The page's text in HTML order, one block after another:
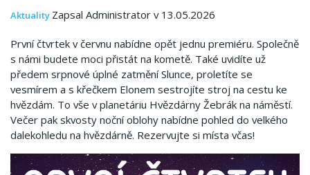
Aktuality Zapsal Administrator v 13.05.2026
První čtvrtek v červnu nabídne opět jednu premiéru. Společně
s námi budete moci přistát na kometě. Také uvidíte už
předem srpnové úplné zatmění Slunce, proletíte se
vesmírem a s křečkem Elonem sestrojíte stroj na cestu ke
hvězdám. To vše v planetáriu Hvězdárny Žebrák na náměstí.
Večer pak skvosty noční oblohy nabídne pohled do velkého
dalekohledu na hvězdárně. Rezervujte si místa včas!